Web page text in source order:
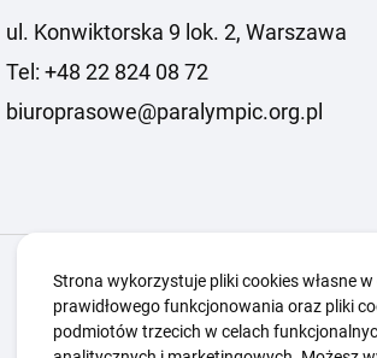
ul. Konwiktorska 9 lok. 2, Warszawa
Tel: +48 22 824 08 72
biuroprasowe@paralympic.org.pl
Igrzyska Paralimpijskie O nas
Kwalifikacje ZSK
Kluby
Strona wykorzystuje pliki cookies własne w
prawidłowego funkcjonowania oraz pliki
podmiotów trzecich w celach